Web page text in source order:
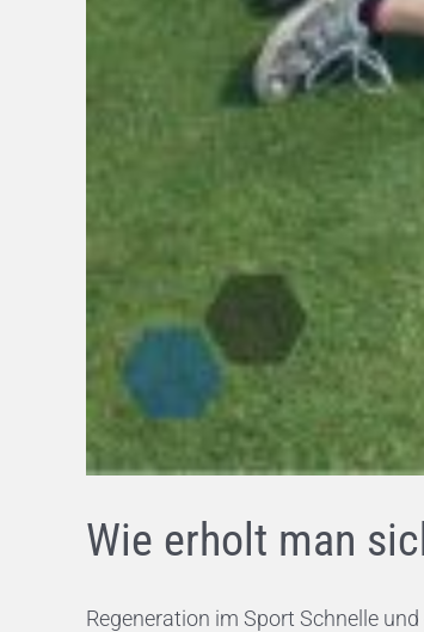
Wie erholt man
Regeneration im Sport Schnelle